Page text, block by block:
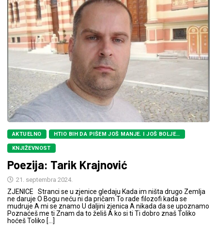
AKTUELNO HTIO BIH DA PIŠEM JOŠ MANJE. I JOŠ BOLJE…
KNJIŽEVNOST
Poezija: Tarik Krajnović
21. septembra 2024.
ZJENICE Stranci se u zjenice gledaju Kada im ništa drugo Zemlja
ne daruje O Bogu neću ni da pričam To rade filozofi kada se
mudruje A mi se znamo U daljini zjenica A nikada da se upoznamo
Poznaćeš me ti Znam da to želiš A ko si ti Ti dobro znaš Toliko
hoćeš Toliko […]